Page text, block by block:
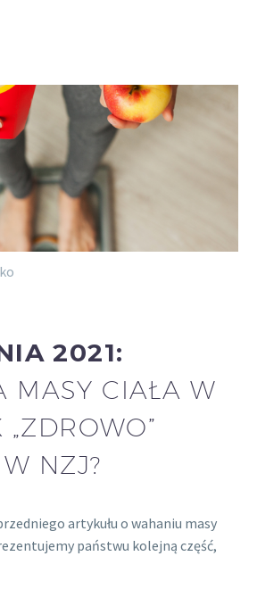
2021:
MASY CIAŁA W
„ZDROWO”
NZJ?
artykułu o wahaniu masy
państwu kolejną część,